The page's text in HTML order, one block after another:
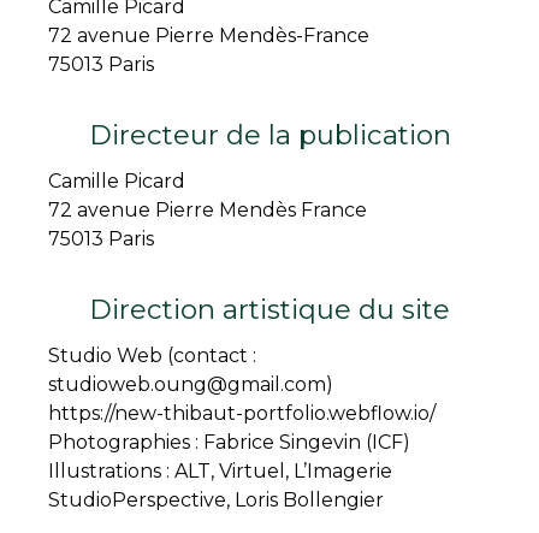
Camille Picard
72 avenue Pierre Mendès-France
75013 Paris
Directeur de la publication
Camille Picard
72 avenue Pierre Mendès France
75013 Paris
Direction artistique du site
Studio Web (contact :
studioweb.oung@gmail.com)
https://new-thibaut-portfolio.webflow.io/
Photographies : Fabrice Singevin (ICF)
Illustrations : ALT, Virtuel, L’Imagerie
StudioPerspective, Loris Bollengier